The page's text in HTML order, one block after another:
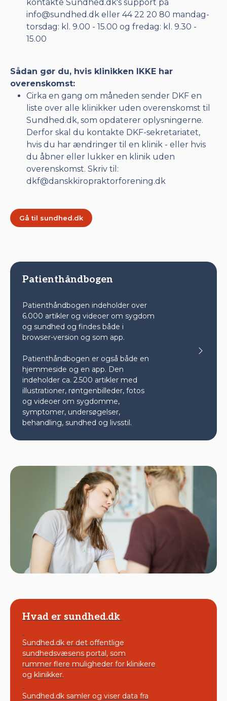
kontakte Sundhed.dk's support på
info@sundhed.dk eller 44 22 20 80 mandag-
torsdag: kl. 9.00 - 15.00 og fredag: kl. 9.30 -
15.00
Sådan gør du, hvis klinikken IKKE har
overenskomst:
Cirka en gang om måneden sender DKF en
liste over alle klinikker uden overenskomst til
Sundhed.dk, som opdaterer oplysningerne.
Derfor skal du kontakte DKF-sekretariatet,
hvis du har ændringer til en klinik - eller hvis
du åbner eller lukker en klinik uden
overenskomst. Skriv til:
dkf@danskkiropraktorforening.dk
Gå til sundhed.dk
Patienthåndbogen
Patienthåndbogen indeholder over
6.000 artikler og videoer om sygdom
og sundhed og findes både i
browser-version og som app.
Patienthåndbogen er også både en
hjemmeside og en app. Den
indeholder ca. 2.500 artikler med
illustrationer, røntgenbilleder, fotos
og videoer om sygdomme,
symptomer, undersøgelser,
behandling, sundhed og livsstil.
Hvad er sundhed.dk
Sundhed.dk er det offentlige
sundhedsvæsens portal, som
rummer flere muligheder for klinikere
og klinikker.
Sundhed.dk samler og viser data fra